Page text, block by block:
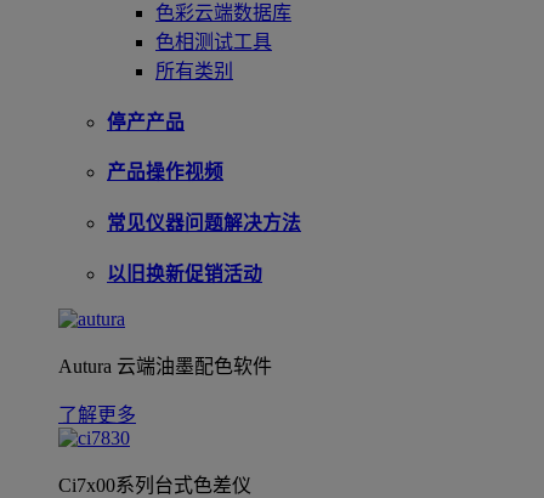
色彩云端数据库
色相测试工具
所有类别
停产产品
产品操作视频
常见仪器问题解决方法
以旧换新促销活动
Autura 云端油墨配色软件
了解更多
Ci7x00系列台式色差仪